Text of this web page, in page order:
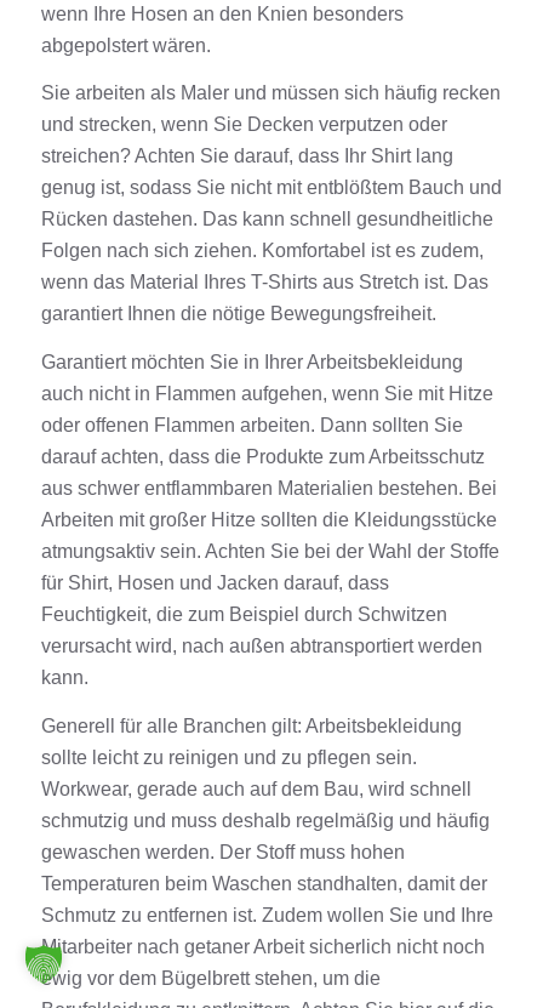
wenn Ihre Hosen an den Knien besonders
abgepolstert wären.
Sie arbeiten als Maler und müssen sich häufig recken
und strecken, wenn Sie Decken verputzen oder
streichen? Achten Sie darauf, dass Ihr Shirtlang
genug ist, sodass Sie nicht mit entblößtem Bauch und
Rücken dastehen. Das kann schnell gesundheitliche
Folgen nach sich ziehen. Komfortabel ist es zudem,
wenn das Material Ihres T-Shirtsaus Stretch ist. Das
garantiert Ihnen die nötige Bewegungsfreiheit.
Garantiert möchten Sie in IhrerArbeitsbekleidung
auch nicht in Flammen aufgehen, wenn Sie mit Hitze
oder offenen Flammen arbeiten. Dann sollten Sie
darauf achten, dass die Produktezum Arbeitsschutz
aus schwer entflammbaren Materialien bestehen. Bei
Arbeiten mit großer Hitze sollten die Kleidungsstücke
atmungsaktiv sein. Achten Sie bei der Wahl der Stoffe
für Shirt, Hosen und Jacken darauf, dass
Feuchtigkeit, die zum Beispiel durch Schwitzen
verursacht wird, nach außen abtransportiert werden
kann.
Generell für alle Branchen gilt: Arbeitsbekleidung
sollte leicht zu reinigen und zu pflegen sein.
Workwear, gerade auch auf dem Bau, wird schnell
schmutzig und muss deshalb regelmäßig und häufig
gewaschen werden. Der Stoff muss hohen
Temperaturen beim Waschen standhalten, damit der
Schmutz zu entfernen ist. Zudem wollen Sie und Ihre
Mitarbeiter nach getaner Arbeit sicherlich nicht noch
ewig vor dem Bügelbrett stehen, um die